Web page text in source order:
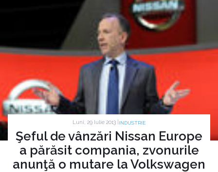
Luni, 29 Iulie 2013 | INDUSTRIE
Şeful de vânzări Nissan Europe
a părăsit compania, zvonurile
anunţă o mutare la Volkswagen